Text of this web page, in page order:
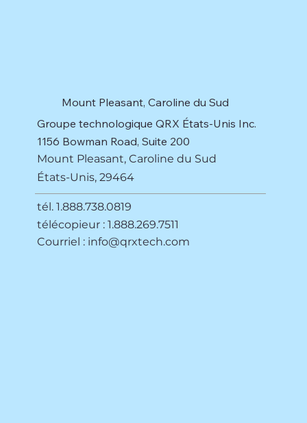
Mount Pleasant, Caroline du Sud
Groupe technologique QRX États-Unis Inc.
1156 Bowman Road, Suite 200
Mount Pleasant, Caroline du Sud
États-Unis, 29464
tél. 1.888.738.0819
télécopieur : 1.888.269.7511
Courriel : info@qrxtech.com